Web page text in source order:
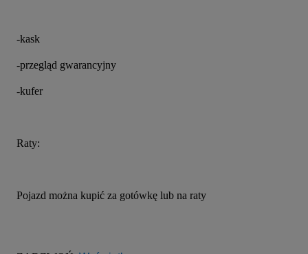
-kask
-przegląd gwarancyjny
-kufer
Raty:
Pojazd można kupić za gotówkę lub na raty